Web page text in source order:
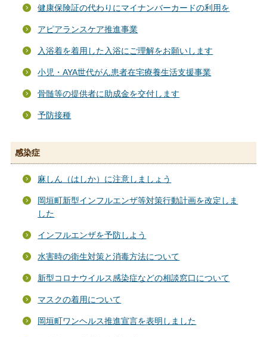
健康保険証の代わりにマイナンバーカードの利用を
アピアランスケア推進事業
入浴着を着用した入浴にご理解をお願いします
小児・AYA世代がん患者在宅療養生活支援事業
骨髄等の提供者に助成金を交付します
予防接種
感染症
麻しん（はしか）に注意しましょう
岡垣町新型インフルエンザ等対策行動計画を改定しま
した
インフルエンザを予防しよう
水害時の衛生対策と消毒方法について
新型コロナウイルス感染症などの相談窓口について
マスクの着用について
岡垣町ワンヘルス推進宣言を表明しました